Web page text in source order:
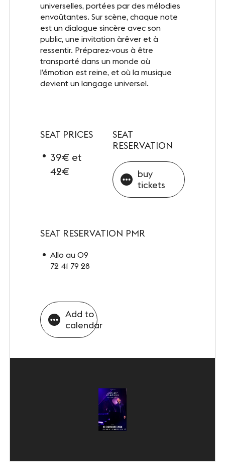
INFOS PRATIQUES
Accès
Accessibilité PMR
Restauration et hébergement
Objets perdus et trouvés
Contact
universelles, portées par des mélodies
envoûtantes. Sur scène, chaque note
est un dialogue sincère avec son
public, une invitation àrêver et à
ressentir. Préparez-vous à être
transporté dans un monde où
l’émotion est reine, et où la musique
devient un langage universel.
SEAT PRICES
39€ et
42€
SEAT
RESERVATION
buy
tickets
SEAT RESERVATION PMR
Allo au 09
72 41 79 28
Add to
calendar